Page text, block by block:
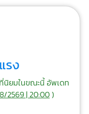
รง
นิยมในขณะนี้ อัพเดท
2569 | 20:00)